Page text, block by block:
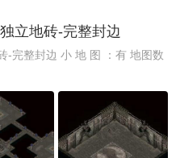
立地砖-完整封边
-完整封边 小 地 图 ：有 地图数